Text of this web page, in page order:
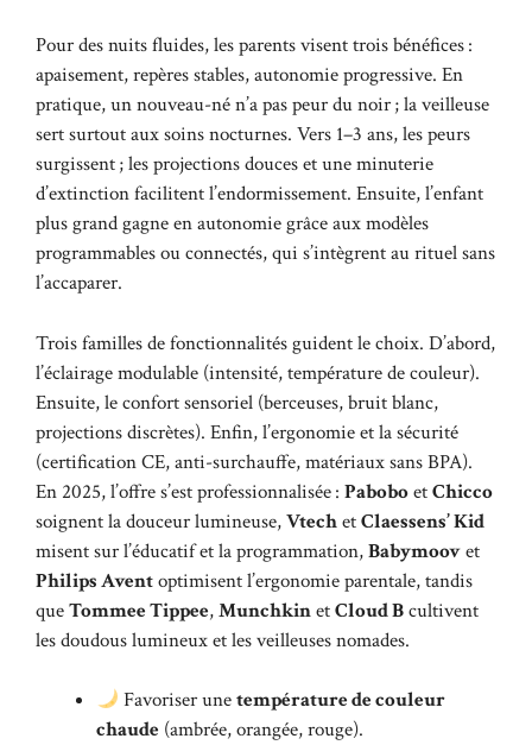
Pour des nuits fluides, les parents visent trois bénéfices :
apaisement, repères stables, autonomie progressive. En
pratique, un nouveau-né n’a pas peur du noir ; la veilleuse
sert surtout aux soins nocturnes. Vers 1–3 ans, les peurs
surgissent ; les projections douces et une minuterie
d’extinction facilitent l’endormissement. Ensuite, l’enfant
plus grand gagne en autonomie grâce aux modèles
programmables ou connectés, qui s’intègrent au rituel sans
l’accaparer.
Trois familles de fonctionnalités guident le choix. D’abord,
l’éclairage modulable (intensité, température de couleur).
Ensuite, le confort sensoriel (berceuses, bruit blanc,
projections discrètes). Enfin, l’ergonomie et la sécurité
(certification CE, anti-surchauffe, matériaux sans BPA).
En 2025, l’offre s’est professionnalisée : PaboboetChicco
soignent la douceur lumineuse,VtechetClaessens’ Kid
misent sur l’éducatif et la programmation,Babymoovet
Philips Aventoptimisent l’ergonomie parentale, tandis
queTommee Tippee,MunchkinetCloud Bcultivent
les doudous lumineux et les veilleuses nomades.
Favoriser unetempérature de couleur
chaude (ambrée, orangée, rouge).